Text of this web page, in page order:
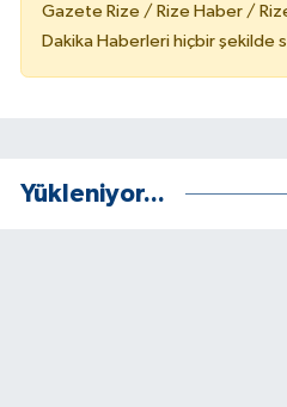
Gazete Rize / Rize Haber /
Dakika Haberleri hiçbir şekilde
Yükleniyor...